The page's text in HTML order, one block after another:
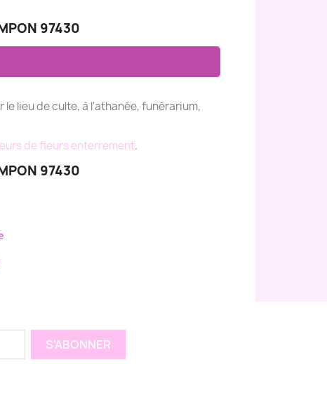
97430
lieu de culte, à l'athanée, funérarium,
de fleurs enterrement.
97430